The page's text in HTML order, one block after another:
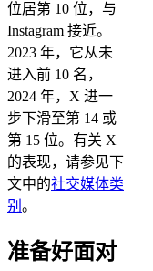
位居第 10 位，与
Instagram 接近。
2023 年，它从未
进入前 10 名，
2024 年，X 进一
步下滑至第 14 或
第 15 位。有关 X
的表现，请参见下
文中的社交媒体类
别 。
准备好面对